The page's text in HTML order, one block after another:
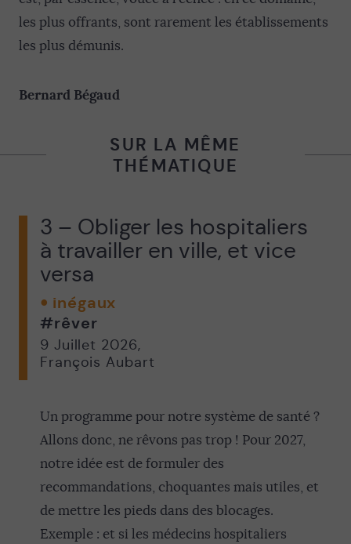
les plus offrants, sont rarement les établissements
les plus démunis.
Bernard Bégaud
SUR LA MÊME
THÉMATIQUE
3 – Obliger les hospitaliers
à travailler en ville, et vice
versa
inégaux
#rêver
9 Juillet 2026,
François Aubart
Un programme pour notre système de santé ?
Allons donc, ne rêvons pas trop ! Pour 2027,
notre idée est de formuler des
recommandations, choquantes mais utiles, et
de mettre les pieds dans des blocages.
Exemple : et si les médecins hospitaliers